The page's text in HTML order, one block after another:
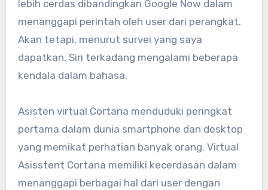
lebih cerdas dibandingkan Google Now dalam
menanggapi perintah oleh user dari perangkat.
Akan tetapi, menurut survei yang saya
dapatkan, Siri terkadang mengalami beberapa
kendala dalam bahasa.
Asisten virtual Cortana menduduki peringkat
pertama dalam dunia smartphone dan desktop
yang memikat perhatian banyak orang. Virtual
Asisstent Cortana memiliki kecerdasan dalam
menanggapi berbagai hal dari user dengan